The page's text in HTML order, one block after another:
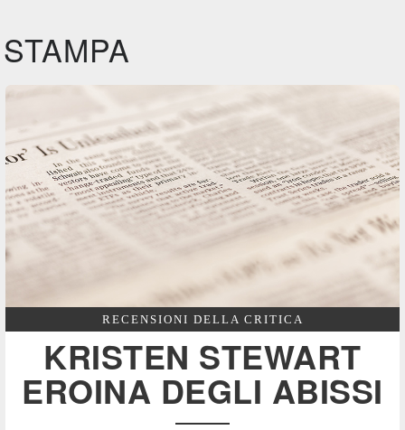
STAMPA
RECENSIONI DELLA CRITICA
KRISTEN STEWART
EROINA DEGLI ABISSI